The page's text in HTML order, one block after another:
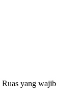
Ruas yang wajib